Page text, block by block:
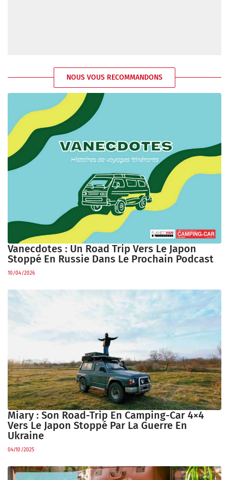
NOUS VOUS RECOMMANDONS
Vanecdotes : Un Road Trip Vers Le Japon
Stoppé En Russie Dans Le Prochain Podcast
10/04/2026
Miary : Son Road-Trip En Camping-Car 4×4
Vers Le Japon Stoppé Par La Guerre En
Ukraine
04/10/2025